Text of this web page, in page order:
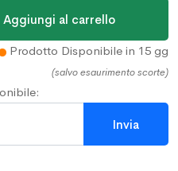
Prodotto Disponibile in 15 gg
(salvo esaurimento scorte)